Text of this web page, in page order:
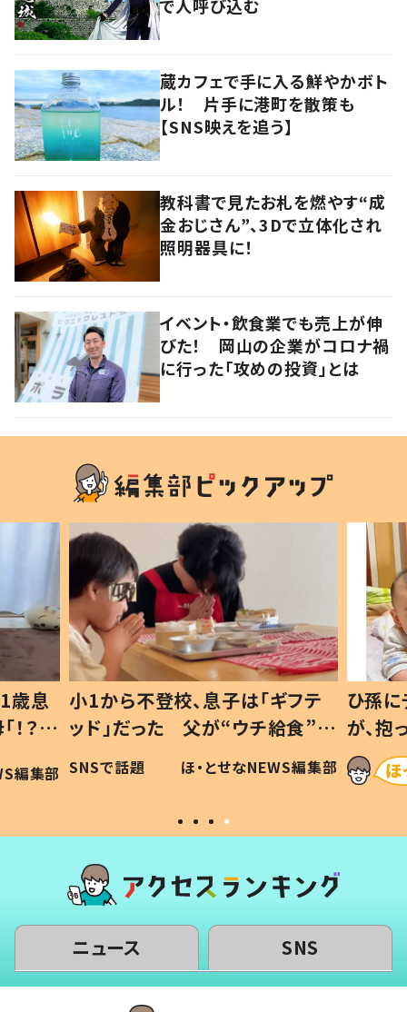
で人呼び込む
蔵カフェで手に入る鮮やかボト
ル！ 片手に港町を散策も
【SNS映えを追う】
教科書で見たお札を燃やす“成
金おじさん”、3Dで立体化され
照明器具に！
イベント・飲食業でも売上が伸
びた！ 岡山の企業がコロナ禍
に行った「攻めの投資」とは
歳息
？」
編集部
小1から不登校、息子は「ギフテ
ッド」だった 父が“ウチ給食”を
作り続ける理由とは #令和の親
#令和の子
SNSで話題 ほ・とせなNEWS編集部
ひ孫
が、
「涙が
い」
ニュース SNS